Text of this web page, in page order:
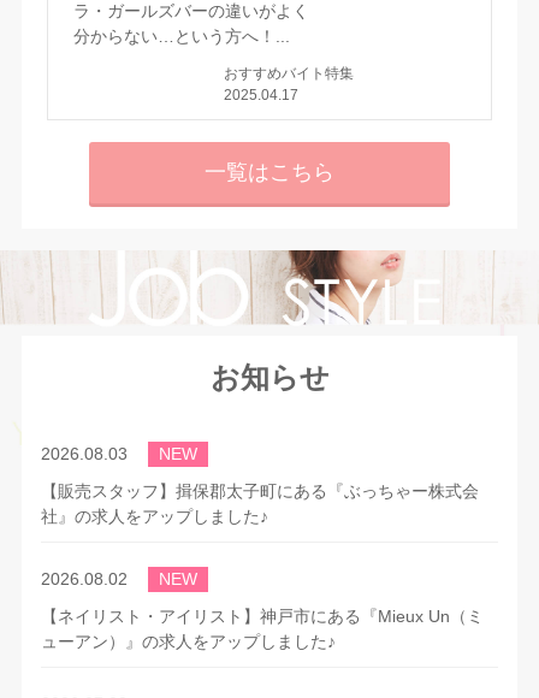
ラ・ガールズバーの違いがよく
分からない…という方へ！...
おすすめバイト特集
2025.04.17
一覧はこちら
お知らせ
2026.08.03
NEW
【販売スタッフ】揖保郡太子町にある『ぶっちゃー株式会
社』の求人をアップしました♪
2026.08.02
NEW
【ネイリスト・アイリスト】神戸市にある『Mieux Un（ミ
ューアン）』の求人をアップしました♪